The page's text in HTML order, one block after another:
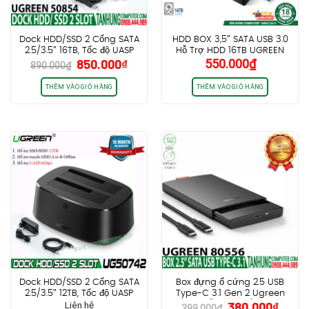
Dock HDD/SSD 2 Cổng SATA
2.5/3.5″ 16TB, Tốc độ UASP
6Gbps Ugreen 50854
890.000₫ Giá
gốc
là:
890.000₫.
850.000₫Giá
THÊM VÀO GIỎ HÀNG
HDD BOX 3,5″ SATA USB 3.0
Hỗ Trợ HDD 16TB UGREEN
50422
550.000₫
THÊM VÀO GIỎ HÀNG
Dock HDD/SSD 2 Cổng SATA
2.5/3.5″ 12TB, Tốc độ UASP
6Gbps Ugreen
Liên hệ
Box đựng ổ cứng 2.5 USB
Type-C 3.1 Gen 2 Ugreen
80556 hỗ trợ SSD/HDD lên
Giá
Giá